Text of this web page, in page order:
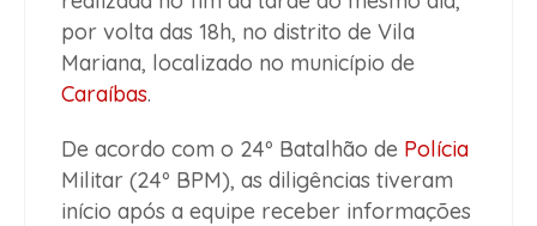
por volta das 18h, no distrito de Vila
Mariana, localizado no município de
Caraíbas.
De acordo com o 24º Batalhão de Polícia
Militar (24º BPM), as diligências tiveram
início após a equipe receber informações